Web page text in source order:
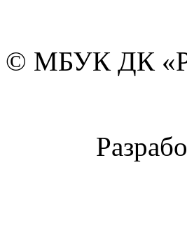
© МБУК ДК